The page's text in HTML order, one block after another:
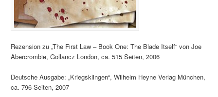
Rezension zu „The First Law – Book One: The Blade Itself“ von Joe
Abercrombie, Gollancz London, ca. 515 Seiten, 2006
Deutsche Ausgabe: „Kriegsklingen“, Wilhelm Heyne Verlag München,
ca. 796 Seiten, 2007